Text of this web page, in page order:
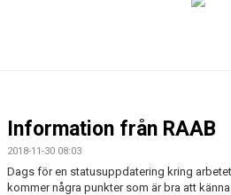
MATCHER
MEDLEMSKAP & AVGIFTER
Information från RAAB
2018-11-30 08:03
Dags för en statusuppdatering kring
kommer några punkter som är bra att